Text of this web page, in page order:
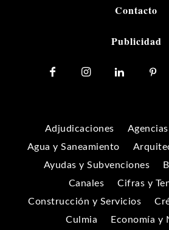
Contacto
Publicidad
Adjudicaciones
Agua y Saneamiento
Ayudas y Subvenciones
Canales
Cifras y
Construcción y Servicios
Culmia
Economía y